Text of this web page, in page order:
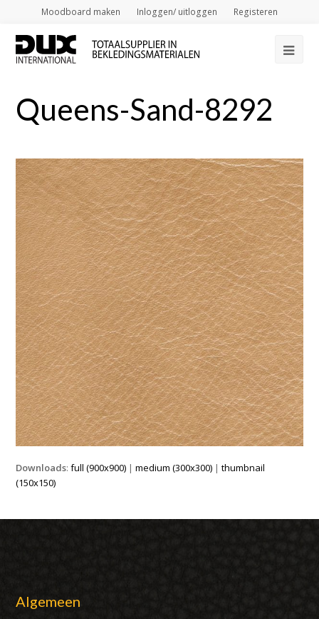
Moodboard maken Inloggen/ uitloggen Registeren
Queens-Sand-8292
Downloads:full (900x900) |medium (300x300) |thumbnail
(150x150)
Algemeen